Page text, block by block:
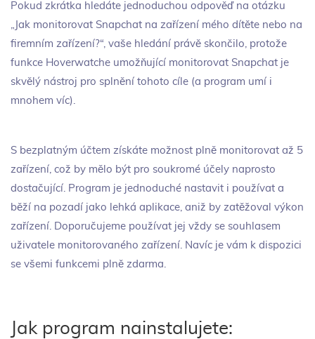
Pokud zkrátka hledáte jednoduchou odpověď na otázku
„Jak monitorovat Snapchat na zařízení mého dítěte nebo na
firemním zařízení?“, vaše hledání právě skončilo, protože
funkce Hoverwatche umožňující monitorovat Snapchat je
skvělý nástroj pro splnění tohoto cíle (a program umí i
mnohem víc).
S bezplatným účtem získáte možnost plně monitorovat až 5
zařízení, což by mělo být pro soukromé účely naprosto
dostačující. Program je jednoduché nastavit i používat a
běží na pozadí jako lehká aplikace, aniž by zatěžoval výkon
zařízení. Doporučujeme používat jej vždy se souhlasem
uživatele monitorovaného zařízení. Navíc je vám k dispozici
se všemi funkcemi plně zdarma.
Jak program nainstalujete: